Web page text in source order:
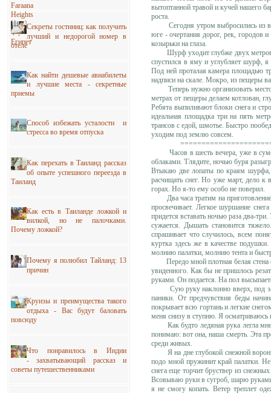
Секреты гостиниц: как получить
лучший и недорогой номер в
отеле
Как найти дешевые авиабилеты
и лучшие места - секретные
приемы
Способ избежать усталости и
стресса во время отпуска
Как перехать в Таиланд рассказ
об опыте успешного переезда в
Таиланд
Как есть в Таиланде ложкой и
вилкой, но не палочками.
Почему ложкой?
Почему я полюбил Тайланд: 13
причин
Круизы и преимущества такого
отдыха - Вас будут баловать
повсюду
Что понравилось в Индии
- захватывающий рассказ и
советы путешественниками
вытоптанной травой и кучей нашего
роста.
Сегодня утром выбросились из
юге - очертания дорог, рек, городов
козырьки на глаза.
Шурф уходит глубже двух метров,
спустился в яму и углубляет шурф,
Под ней проталая камера площадью
надписи на скале. Мокро, из пещеры
Теперь нужно организовать место
метрах от пещеры делаем котлован,
Ребята выпиливают блоки снега и
идеальная площадка три на пять
трансов с едой, шмотье. Быстро
уходим под землю совсем.
Часов в шесть вечера, уже в
облаками. 'Глядите, ночью буря
Втыкаю две лопаты по краям шурфа,
расчищать снег. Но уже март, дело к
горах. Но я-то ему особо не поверил.
Два часа тратим на
просвечивает. Легкое шуршание
придется вставать ночью раза два-
сужается. Дышать становится
спрашивает что случилось, всем
куртка здесь же в качестве
молнию палатки, молнию тента и
Передо мной плотная белая стена
увиденного. Как бы не пришлось
руками. Он подается. На пол
Сую руку наклонно вверх, под
паники. От предчувствия беды
покрывает всю гортань и легкие
меня снизу в ступню. Я
Как будто ледяная рука легла мне
понимаю: вот она, наша смерть. Эта
среди живых.
Я на дне глубокой снежной
подо мной пружинит край палатки.
снега еще торчит бруствер из
Всовываю руки в сугроб, шарю
я не смогу копать. Ветер треплет